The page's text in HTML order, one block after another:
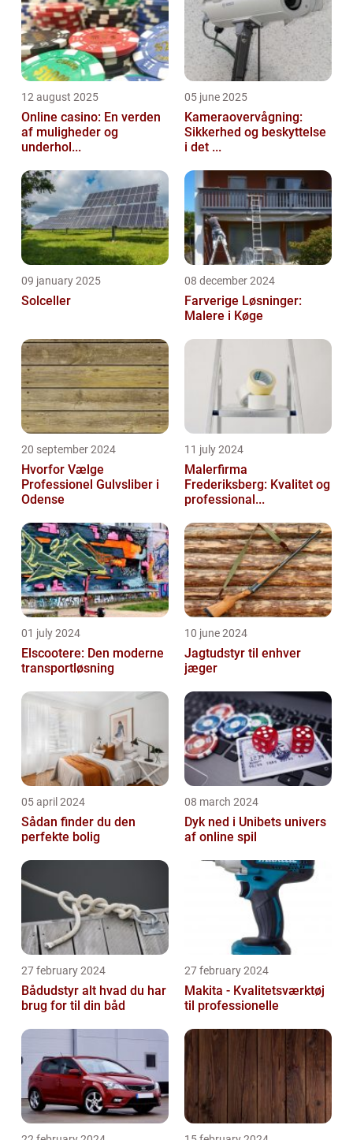
12 august 2025
Online casino: En verden
af muligheder og
underhol...
05 june 2025
Kameraovervågning:
Sikkerhed og beskyttelse
i det ...
09 january 2025
Solceller
08 december 2024
Farverige Løsninger:
Malere i Køge
20 september 2024
Hvorfor Vælge
Professionel Gulvsliber i
Odense
11 july 2024
Malerfirma
Frederiksberg: Kvalitet og
professional...
01 july 2024
Elscootere: Den moderne
transportløsning
10 june 2024
Jagtudstyr til enhver
jæger
05 april 2024
Sådan finder du den
perfekte bolig
08 march 2024
Dyk ned i Unibets univers
af online spil
27 february 2024
Bådudstyr alt hvad du har
brug for til din båd
27 february 2024
Makita - Kvalitetsværktøj
til professionelle